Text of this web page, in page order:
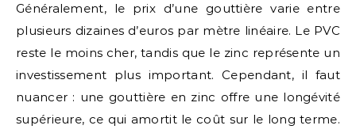
Généralement, le prix d’une gouttière varie entre
plusieurs dizaines d’euros par mètre linéaire. Le PVC
reste le moins cher, tandis que le zinc représente un
investissement plus important. Cependant, il faut
nuancer : une gouttière en zinc offre une longévité
supérieure, ce qui amortit le coût sur le long terme.